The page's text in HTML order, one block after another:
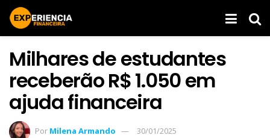
Milhares de estudantes
receberão R$ 1.050 em
ajuda financeira
Por Milena Armando 30/01/2025